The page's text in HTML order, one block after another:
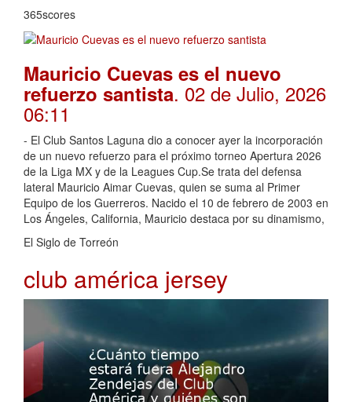
365scores
Mauricio Cuevas es el nuevo
refuerzo santista. 02 de Julio, 2026
06:11
- El Club Santos Laguna dio a conocer ayer la incorporación
de un nuevo refuerzo para el próximo torneo Apertura 2026
de la Liga MX y de la Leagues Cup.Se trata del defensa
lateral Mauricio Aimar Cuevas, quien se suma al Primer
Equipo de los Guerreros. Nacido el 10 de febrero de 2003 en
Los Ángeles, California, Mauricio destaca por su dinamismo,
El Siglo de Torreón
club américa jersey